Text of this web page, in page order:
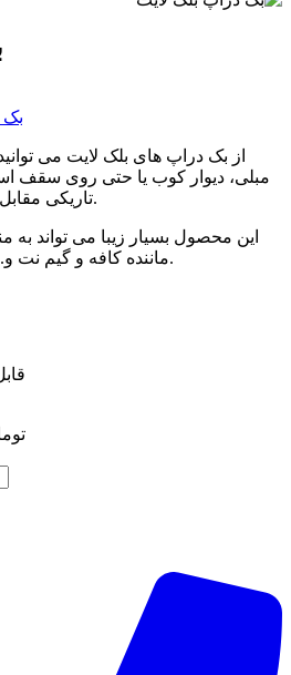
از بک دراپ های بلک لایت می
مبلی، دیوار کوب یا حتی روی سقف
تاریکی مقابل نورهای بلک لایت لذت ببرید.
این محصول بسیار زیبا می تواند
ماننده کافه و گیم نت و... زیبایی بسیار زیادی ببخشد.